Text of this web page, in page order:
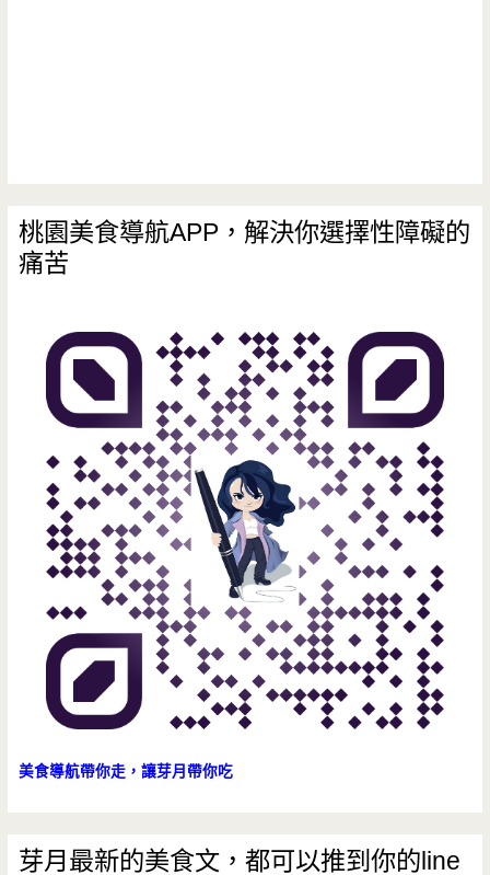
桃園美食導航APP，解決你選擇性障礙的
痛苦
美食導航帶你走，讓芽月帶你吃
芽月最新的美食文，都可以推到你的line